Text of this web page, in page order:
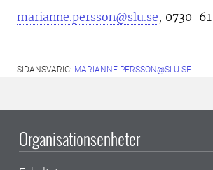
marianne.persson@slu.se, 0730-
SIDANSVARIG: MARIANNE.PERSSON@SLU.SE
Organisationsenheter